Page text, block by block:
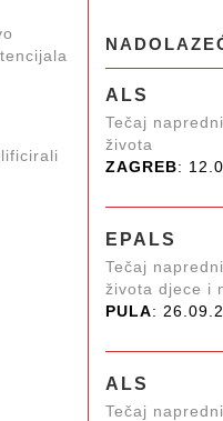
ALS
Tečaj
života
ZAGREB:
EPALS
Tečaj
života djece i
PULA:
ALS
Tečaj